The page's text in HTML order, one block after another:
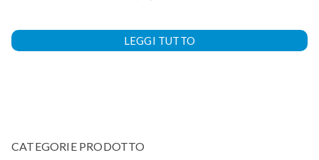
LEGGI TUTTO
CATEGORIE PRODOTTO